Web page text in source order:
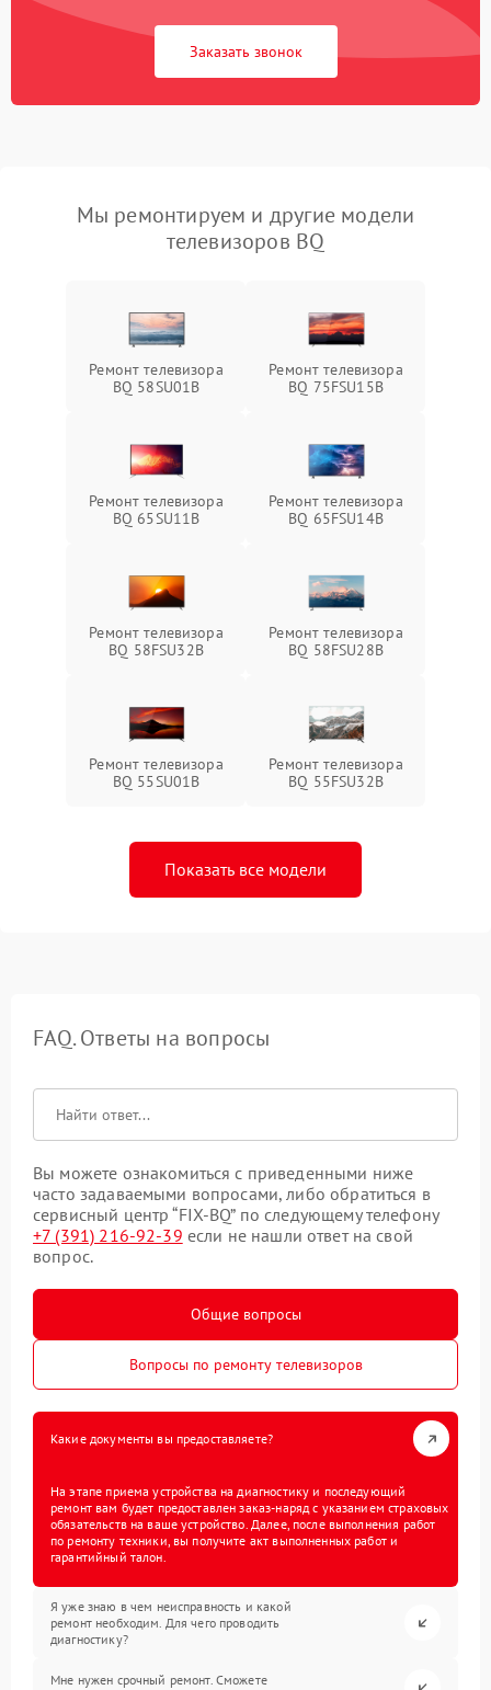
Заказать звонок
Мы ремонтируем и другие модели
телевизоров BQ
Ремонт телевизора
BQ 58SU01B
Ремонт телевизора
BQ 75FSU15B
Ремонт телевизора
BQ 65SU11B
Ремонт телевизора
BQ 65FSU14B
Ремонт телевизора
BQ 58FSU32B
Ремонт телевизора
BQ 58FSU28B
Ремонт телевизора
BQ 55SU01B
Ремонт телевизора
BQ 55FSU32B
Показать все модели
FAQ. Ответы на вопросы
Вы можете ознакомиться с приведенными ниже
часто задаваемыми вопросами, либо обратиться в
сервисный центр “FIX-BQ” по следующему телефону
+7 (391) 216-92-39 если не нашли ответ на свой
вопрос.
Общие вопросы
Вопросы по ремонту телевизоров
Какие документы вы предоставляете?
На этапе приема устройства на диагностику и последующий
ремонт вам будет предоставлен заказ-наряд с указанием страховых
обязательств на ваше устройство. Далее, после выполнения работ
по ремонту техники, вы получите акт выполненных работ и
гарантийный талон.
Я уже знаю в чем неисправность и какой
ремонт необходим. Для чего проводить
диагностику?
Мне нужен срочный ремонт. Сможете